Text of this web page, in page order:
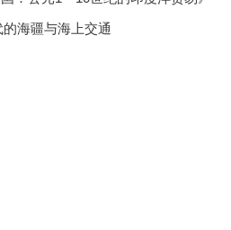
海疆与海上交通